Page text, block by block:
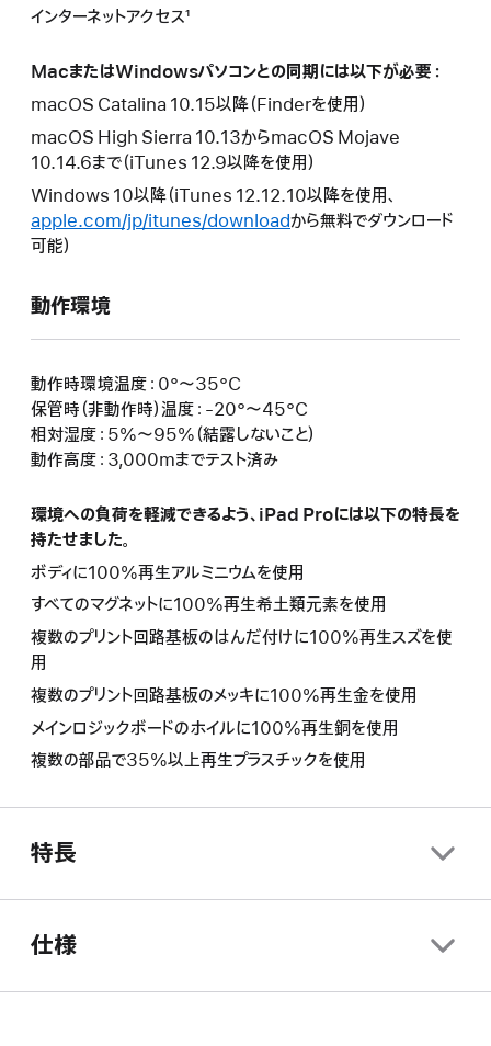
インターネットアクセス¹
MacまたはWindowsパソコンとの同期には以下が必要：
macOS Catalina 10.15以降（Finderを使用）
macOS High Sierra 10.13からmacOS Mojave
10.14.6まで（iTunes 12.9以降を使用）
Windows 10以降（iTunes 12.12.10以降を使用、
apple.com/jp/itunes/downloadから無料でダウンロード
可能）
動作環境
動作時環境温度：0°〜35°C
保管時（非動作時）温度：-20°〜45°C
相対湿度：5%〜95%（結露しないこと）
動作高度：3,000mまでテスト済み
環境への負荷を軽減できるよう、iPad Proには以下の特長を
持たせました。
ボディに100%再生アルミニウムを使用
すべてのマグネットに100%再生希土類元素を使用
複数のプリント回路基板のはんだ付けに100%再生スズを使
用
複数のプリント回路基板のメッキに100%再生金を使用
メインロジックボードのホイルに100%再生銅を使用
複数の部品で35%以上再生プラスチックを使用
特長
仕様